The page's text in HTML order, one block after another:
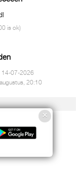
is ok)
14-07-2026
20:10